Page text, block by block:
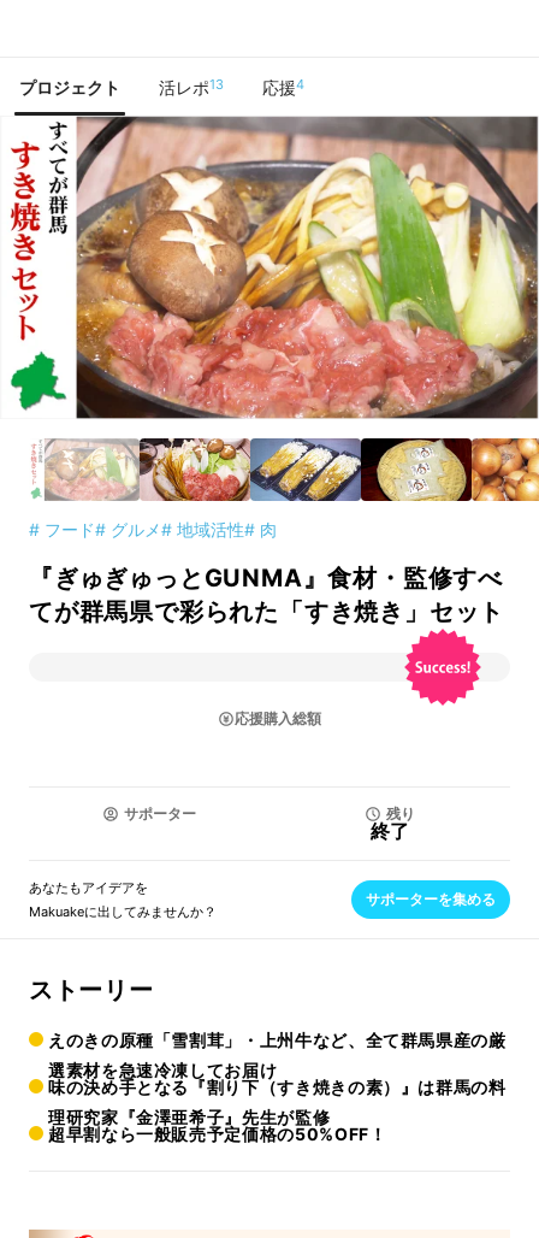
プロジェクト 活レポ13 応援4
# フード# グルメ# 地域活性# 肉
『ぎゅぎゅっとGUNMA』食材・監修すべ
てが群馬県で彩られた「すき焼き」セット
応援購入総額
サポーター 残り
終了
あなたもアイデアを
Makuakeに出してみませんか？
サポーターを集める
ストーリー
えのきの原種「雪割茸」・上州牛など、全て群馬県産の厳
選素材を急速冷凍してお届け
味の決め手となる『割り下（すき焼きの素）』は群馬の料
理研究家『金澤亜希子』先生が監修
超早割なら一般販売予定価格の50%OFF！